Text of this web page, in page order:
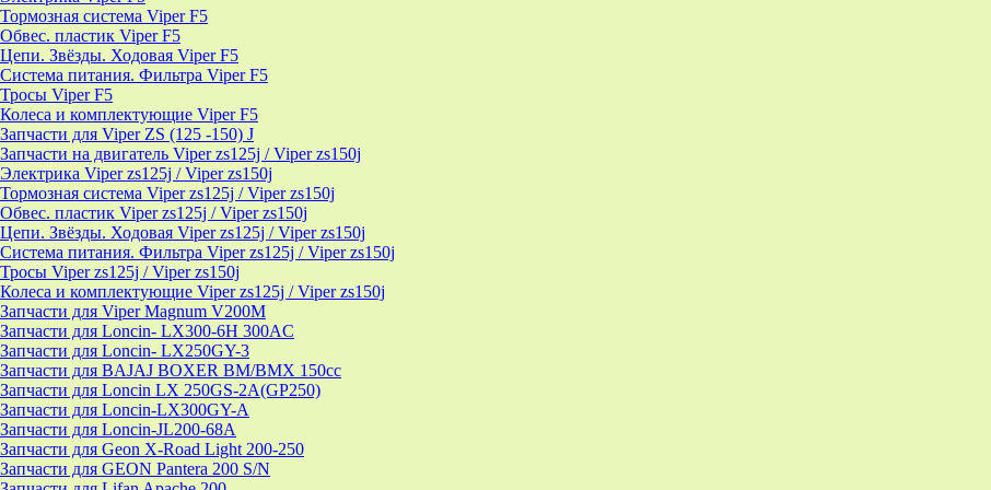
Тормозная система Viper F5
Обвес. пластик Viper F5
Цепи. Звёзды. Ходовая Viper F5
Система питания. Фильтра Viper F5
Тросы Viper F5
Колеса и комплектующие Viper F5
Запчасти для Viper ZS (125 -150) J
Запчасти на двигатель Viper zs125j / Viper zs150j
Электрика Viper zs125j / Viper zs150j
Тормозная система Viper zs125j / Viper zs150j
Обвес. пластик Viper zs125j / Viper zs150j
Цепи. Звёзды. Ходовая Viper zs125j / Viper zs150j
Система питания. Фильтра Viper zs125j / Viper zs150j
Тросы Viper zs125j / Viper zs150j
Колеса и комплектующие Viper zs125j / Viper zs150j
Запчасти для Viper Magnum V200M
Запчасти для Loncin- LX300-6H 300AC
Запчасти для Loncin- LX250GY-3
Запчасти для BAJAJ BOXER BM/ВМX 150cc
Запчасти для Loncin LX 250GS-2A(GP250)
Запчасти для Loncin-LX300GY-A
Запчасти для Loncin-JL200-68A
Запчасти для Geon X-Road Light 200-250
Запчасти для GEON Pantera 200 S/N